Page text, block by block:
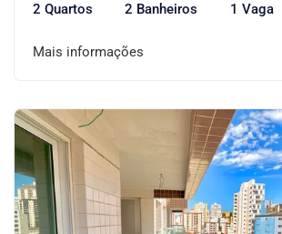
2 Quartos 2 Banheiros 1 Vaga
Mais informações